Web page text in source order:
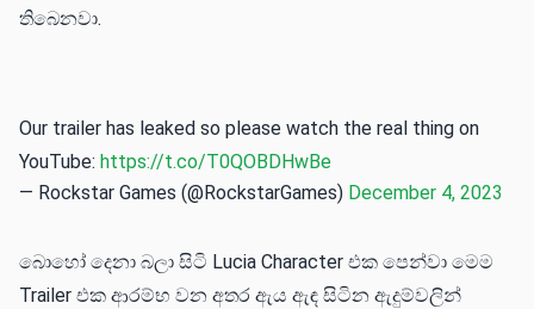
තිබෙනවා.
Our trailer has leaked so please watch the real thing on
YouTube: https://t.co/T0QOBDHwBe
— Rockstar Games (@RockstarGames) December 4, 2023
බොහෝ දෙනා බලා සිටි Lucia Character එක පෙන්වා මෙම
Trailer එක ආරම්භ වන අතර ඇය ඇඳ සිටින ඇදුම්වලින්